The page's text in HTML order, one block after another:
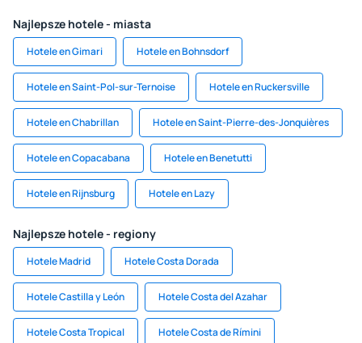
Najlepsze hotele - miasta
Hotele en Gimari Hotele en Bohnsdorf
Hotele en Saint-Pol-sur-Ternoise Hotele en Ruckersville
Hotele en Chabrillan Hotele en Saint-Pierre-des-Jonquières
Hotele en Copacabana Hotele en Benetutti
Hotele en Rijnsburg Hotele en Lazy
Najlepsze hotele - regiony
Hotele Madrid Hotele Costa Dorada
Hotele Castilla y León Hotele Costa del Azahar
Hotele Costa Tropical Hotele Costa de Rímini